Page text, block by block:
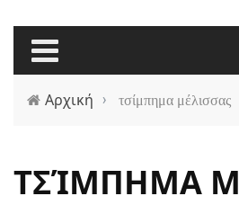
Αρχική › τσίμπημα μέλισσας
ΤΣΊΜΠΗΜΑ